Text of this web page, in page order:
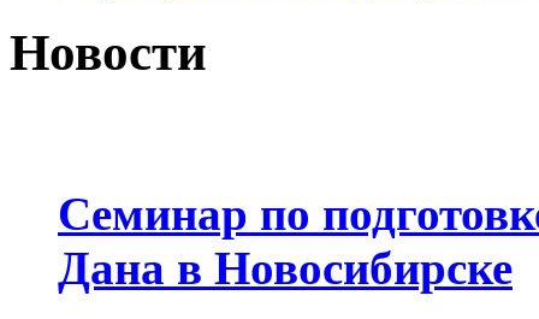
Новости
Семинар по
Дана в Новосибирске